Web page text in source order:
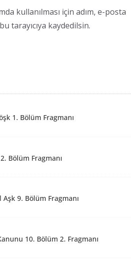
kullanılması için adım, e-posta
tarayıcıya kaydedilsin.
1. Bölüm Fragmanı
Bölüm Fragmanı
9. Bölüm Fragmanı
10. Bölüm 2. Fragmanı